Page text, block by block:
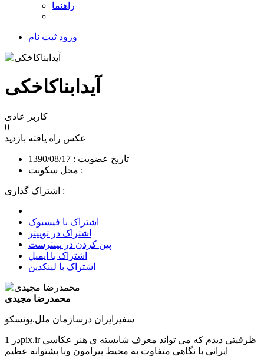
راهنما
ورود ثبت نام
آیدابناکاخکی
کاربر عادی
0
عکس راه یافته بازدید
تاریخ عضویت : 1390/08/17
محل سکونت :
اشتراک گذاری :
اشتراک با فیسبوک
اشتراک در توییتر
پین کردن در پینترست
اشتراک با ایمیل
اشتراک با لینکدین
محمدرضا مجیدی
سفیرایران درسازمان ملل.یونسکو
در 1pix.ir ظرفیتی دیدم که می تواند معرف شایسته ی هنر عکاسی
ایرانی با نگاهی متفاوت به محیط پیرامون وبا پشتوانه عظیم